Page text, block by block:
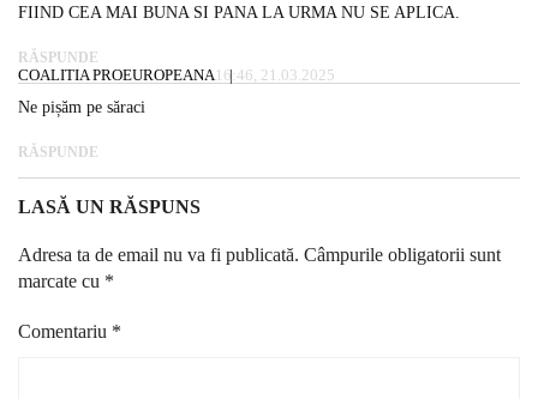
FIIND CEA MAI BUNA SI PANA LA URMA NU SE APLICA.
RĂSPUNDE
COALITIA PROEUROPEANA 16:46, 21.03.2025
Ne pișăm pe săraci
RĂSPUNDE
LASĂ UN RĂSPUNS
Adresa ta de email nu va fi publicată. Câmpurile obligatorii sunt
marcate cu *
Comentariu *